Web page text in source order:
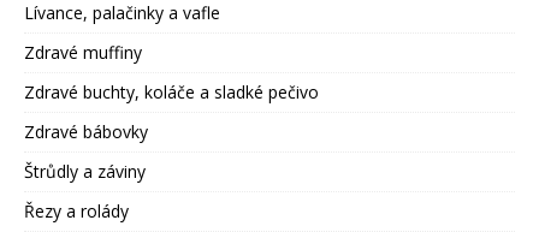
Lívance, palačinky a vafle
Zdravé muffiny
Zdravé buchty, koláče a sladké pečivo
Zdravé bábovky
Štrůdly a záviny
Řezy a rolády